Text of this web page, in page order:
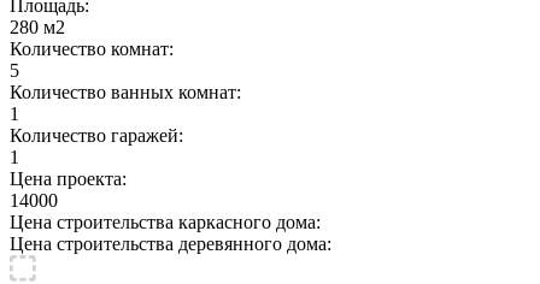
Площадь:
280 м2
Количество комнат:
5
Количество ванных комнат:
1
Количество гаражей:
1
Цена проекта:
14000
Цена строительства каркасного дома:
Цена строительства деревянного дома: